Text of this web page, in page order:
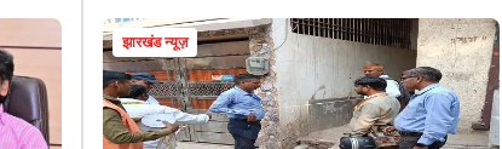
झारखंड न्यूज़